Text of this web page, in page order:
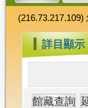
文
加
值
系
統
(216.73.217.109)
::: 詳目顯示